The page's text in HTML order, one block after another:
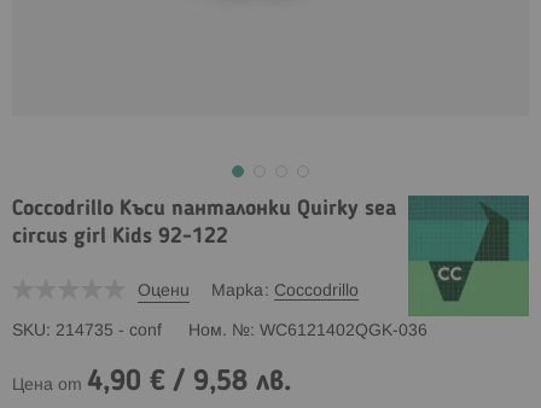
Coccodrillo Къси панталонки Quirky sea
circus girl Kids 92-122
Оцени Марка Coccodrillo
SKU 214735 - conf Ном. № WC6121402QGK-036
Цена от 4,90 € / 9,58 лв.